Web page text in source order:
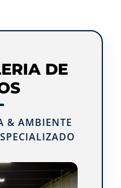
DE
& AMBIENTE